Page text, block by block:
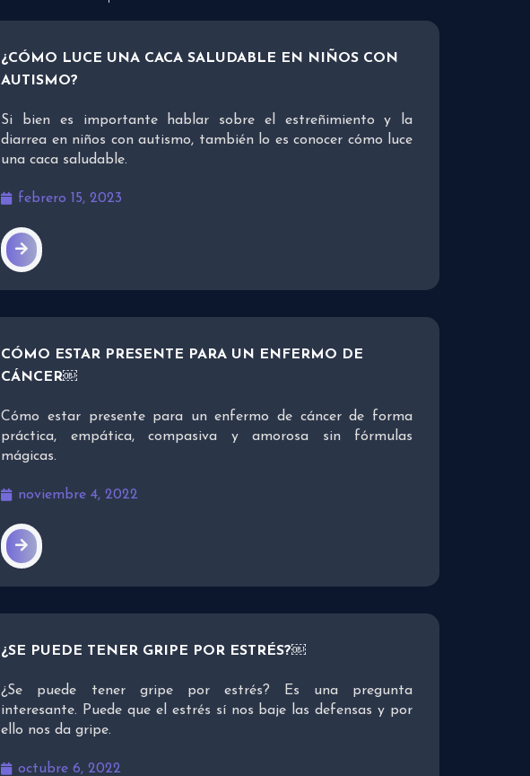
¿CÓMO LUCE UNA CACA SALUDABLE EN NIÑOS CON
AUTISMO?
Si bien es importante hablar sobre el estreñimiento y la
diarrea en niños con autismo, también lo es conocer cómo luce
una caca saludable.
febrero 15, 2023
CÓMO ESTAR PRESENTE PARA UN ENFERMO DE
CÁNCER￼
Cómo estar presente para un enfermo de cáncer de forma
práctica, empática, compasiva y amorosa sin fórmulas
mágicas.
noviembre 4, 2022
¿SE PUEDE TENER GRIPE POR ESTRÉS?￼
¿Se puede tener gripe por estrés? Es una pregunta
interesante. Puede que el estrés sí nos baje las defensas y por
ello nos da gripe.
octubre 6, 2022